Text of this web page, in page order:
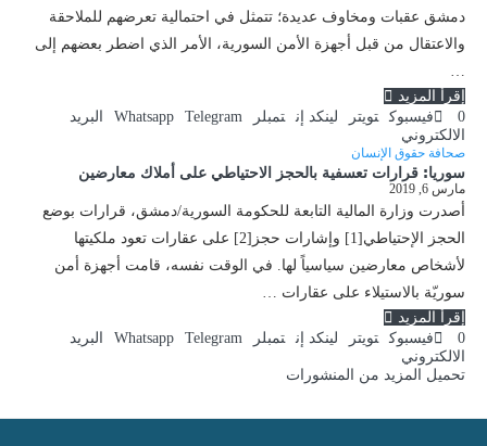
دمشق عقبات ومخاوف عديدة؛ تتمثل في احتمالية تعرضهم للملاحقة
والاعتقال من قبل أجهزة الأمن السورية، الأمر الذي اضطر بعضهم إلى
…
إقرأ المزيد
0
فيسبوك تويتر لينكد إن تمبلر Whatsapp Telegram
البريد
الالكتروني
صحافة حقوق الإنسان
سوريا: قرارات تعسفية بالحجز الاحتياطي على أملاك معارضين
مارس 6, 2019
أصدرت وزارة المالية التابعة للحكومة السورية/دمشق، قرارات بوضع
الحجز الإحتياطي[1] وإشارات حجز[2] على عقارات تعود ملكيتها
لأشخاص معارضين سياسياً لها. في الوقت نفسه، قامت أجهزة أمن
سوريّة بالاستيلاء على عقارات …
إقرأ المزيد
0
فيسبوك تويتر لينكد إن تمبلر Whatsapp Telegram
البريد
الالكتروني
تحميل المزيد من المنشورات